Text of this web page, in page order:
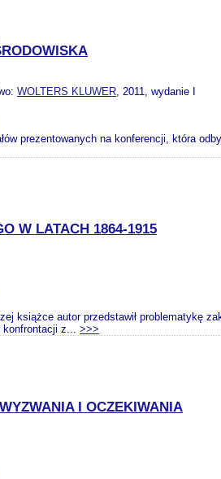
WOLTERS KLUWER, 2011, wydanie I
prezentowanych na konferencji, która
W LATACH 1864-1915
książce autor przedstawił problematykę
konfrontacji z... >>>
I OCZEKIWANIA